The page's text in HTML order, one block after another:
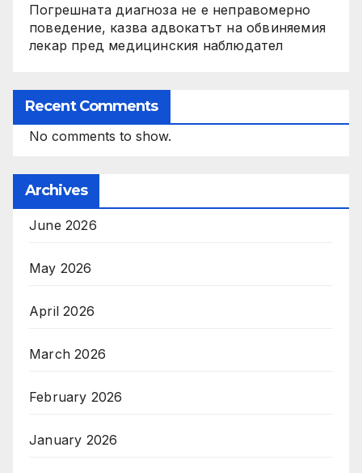
Погрешната диагноза не е неправомерно
поведение, казва адвокатът на обвиняемия
лекар пред медицинския наблюдател
Recent Comments
No comments to show.
Archives
June 2026
May 2026
April 2026
March 2026
February 2026
January 2026